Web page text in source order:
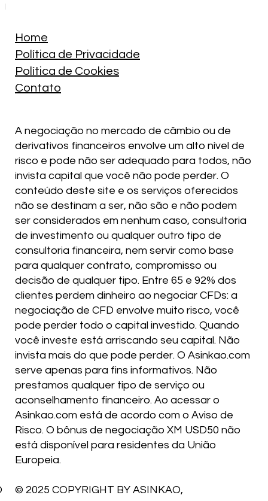
Home
Política de Privacidade
Política de Cookies
Contato
A negociação no mercado de câmbio ou de
derivativos financeiros envolve um alto nível de
risco e pode não ser adequado para todos, não
invista capital que você não pode perder. O
conteúdo deste site e os serviços oferecidos
não se destinam a ser, não são e não podem
ser considerados em nenhum caso, consultoria
de investimento ou qualquer outro tipo de
consultoria financeira, nem servir como base
para qualquer contrato, compromisso ou
decisão de qualquer tipo. Entre 65 e 92% dos
clientes perdem dinheiro ao negociar CFDs: a
negociação de CFD envolve muito risco, você
pode perder todo o capital investido. Quando
você investe está arriscando seu capital. Não
invista mais do que pode perder. O Asinkao.com
serve apenas para fins informativos. Não
prestamos qualquer tipo de serviço ou
aconselhamento financeiro. Ao acessar o
Asinkao.com está de acordo com o Aviso de
Risco. O bônus de negociação XM USD50 não
está disponível para residentes da União
Europeia.
© 2025 COPYRIGHT BY ASINKAO,